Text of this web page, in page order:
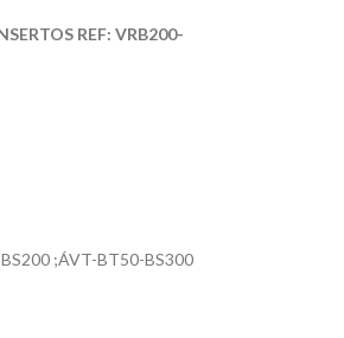
REF: VRB200-
;ÁVT-BT50-BS300